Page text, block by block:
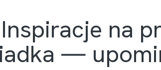
na
—